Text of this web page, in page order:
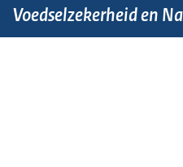
Voedselzekerheid en